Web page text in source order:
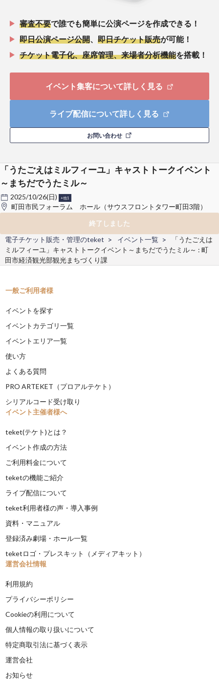
審査不要で誰でも簡単に公演ページを作成できる！
即日公演ページ公開
即日チケット販売が可能！
チケット電子化、座席管理、来場者分析機能を搭載！
イベント集客について詳しく見る
ライブ配信について詳しく見る
お問い合わせ
「うたごえはミルフィーユ」キャストトークイベント
～まちだでうたミル～
2025/10/26(日) +他1
町田市民フォーラム ホール（サウスフロントタワー町田3階）
終了しました
電子チケット販売・管理のteket
イベント一覧
「うたごえは
ミルフィーユ」キャストトークイベント～まちだでうたミル～ : 町
田市経済観光部観光まちづくり課
一般ご利用者様
イベントを探す
イベントカテゴリ一覧
イベントエリア一覧
使い方
よくある質問
PRO ARTEKET（プロアルテケト）
シリアルコード受け取り
イベント主催者様へ
teket(テケト)とは？
イベント作成の方法
ご利用料金について
teketの機能ご紹介
ライブ配信について
teket利用者様の声・導入事例
資料・マニュアル
登録済み劇場・ホール一覧
teketロゴ・プレスキット（メディアキット）
運営会社情報
利用規約
プライバシーポリシー
Cookieの利用について
個人情報の取り扱いについて
特定商取引法に基づく表示
運営会社
お知らせ